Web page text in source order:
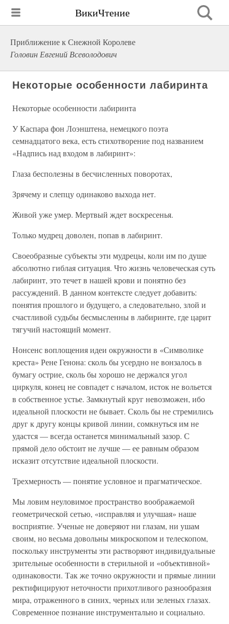
ВикиЧтение
Приближение к Снежной Королеве
Головин Евгений Всеволодович
Некоторые особенности лабиринта
Некоторые особенности лабиринта
У Каспара фон Лоэнштена, немецкого поэта
семнадцатого века, есть стихотворение под названием
«Надпись над входом в лабиринт»:
Глаза бесполезны в бесчисленных поворотах,
Зрячему и слепцу одинаково выхода нет.
Живой уже умер. Мертвый ждет воскресенья.
Только мудрец доволен, попав в лабиринт.
Своеобразные субъекты эти мудрецы, коли им по душе
абсолютно гиблая ситуация. Что жизнь человеческая суть
лабиринт, это течет в нашей крови и понятно без
рассуждений. В данном контексте следует добавить:
понятия прошлого и будущего, а следовательно, злой и
счастливой судьбы бесмысленны в лабиринте, где царит
тягучий настоящий момент.
Нонсенс воплощения идеи окружности в «Символике
креста» Рене Генона: сколь бы усердно не вонзалось в
бумагу острие, сколь бы хорошо не держался угол
циркуля, конец не совпадет с началом, исток не вольется
в собственное устье. Замкнутый круг невозможен, ибо
идеальной плоскости не бывает. Сколь бы не стремились
друг к другу концы кривой линии, сомкнуться им не
удастся — всегда останется минимальный зазор. С
прямой дело обстоит не лучше — ее равным образом
исказит отсутствие идеальной плоскости.
Трехмерность — понятие условное и прагматическое.
Мы ловим неуловимое пространство воображаемой
геометрической сетью, «исправляя и улучшая» наше
восприятие. Ученые не доверяют ни глазам, ни ушам
своим, но весьма довольны микроскопом и телескопом,
поскольку инструменты эти растворяют индивидуальные
зрительные особенности в стерильной и «объективной»
одинаковости. Так же точно окружности и прямые линии
ректифицируют неточности прихотливого разнообразия
мира, отраженного в синих, черных или зеленых глазах.
Современное познание инструментально и социально.